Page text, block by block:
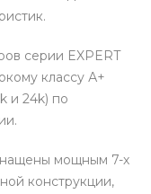
серии EXPERT
классу А+
и 24k) по
мощным 7-х
конструкции,